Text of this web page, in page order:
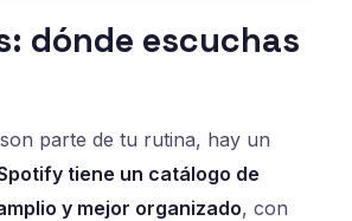
dónde escuchas
parte de tu rutina, hay un
tiene un catálogo de
y mejor organizado, con